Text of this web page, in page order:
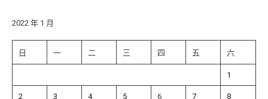
字:
2022 年 1 月
日 一 二 三 四 五 六
1
2 3 4 5 6 7 8